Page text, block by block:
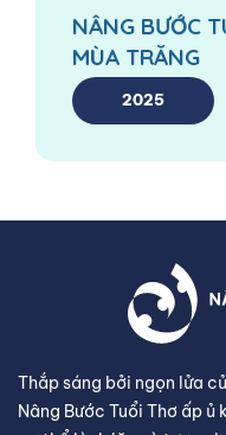
NÂNG BƯỚC
MÙA TRĂNG
2025
Thắp sáng bởi ngọn lửa
Nâng Bước Tuổi Thơ ấp